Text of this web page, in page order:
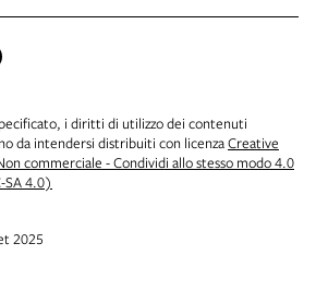
i diritti di utilizzo dei contenuti
da intendersi distribuiti con licenzaCreative
commerciale - Condividi allo stesso modo 4.0
SA 4.0)
2025